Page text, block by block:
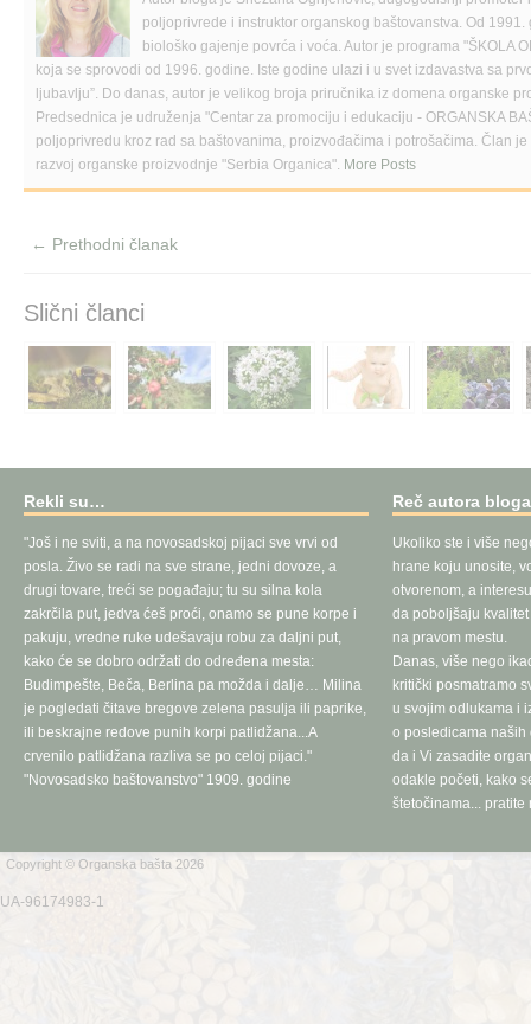
b
o
o
k
(
O
p
e
s
i
w
d
o
t
t
e
r
(
O
p
e
n
i
n
w
o
w
o
f
r
i
e
n
d
(
O
p
w
w
n
d
o
w
poljoprivrede i instruktor organskog baštovanstva. Od
biološko gajenje povrća i voća. Autor je programa "ŠKOLA
koja se sprovodi od 1996. godine. Iste godine ulazi i u svet izdavastva sa
ljubavlju”. Do danas, autor je velikog broja priručnika iz domena organske
Predsednica je udruženja "Centar za promociju i edukaciju - ORGANSKA
poljoprivredu kroz rad sa baštovanima, proizvođačima i potrošačima. Član
razvoj organske proizvodnje "Serbia Organica". More Posts
← Prethodni članak
Slični članci
Rekli su…
"Još i ne sviti, a na novosadskoj pijaci sve vrvi od
posla. Živo se radi na sve strane, jedni dovoze, a
drugi tovare, treći se pogađaju; tu su silna kola
zakrčila put, jedva ćeš proći, onamo se pune korpe i
pakuju, vredne ruke udešavaju robu za daljni put,
kako će se dobro održati do određena mesta:
Budimpešte, Beča, Berlina pa možda i dalje… Milina
je pogledati čitave bregove zelena pasulja ili paprike,
ili beskrajne redove punih korpi patlidžana...A
crvenilo patlidžana razliva se po celoj pijaci."
"Novosadsko baštovanstvo" 1909. godine
Reč autora
Ukoliko ste i više
hrane koju unosite,
otvorenom, a
da poboljšaju
na pravom mestu.
Danas, više nego
kritički posmatramo
u svojim odlukama i
o posledicama naših
da i Vi zasadite
odakle početi, kako
štetočinama... pratite
Copyright © Organska bašta 2026
UA-96174983-1